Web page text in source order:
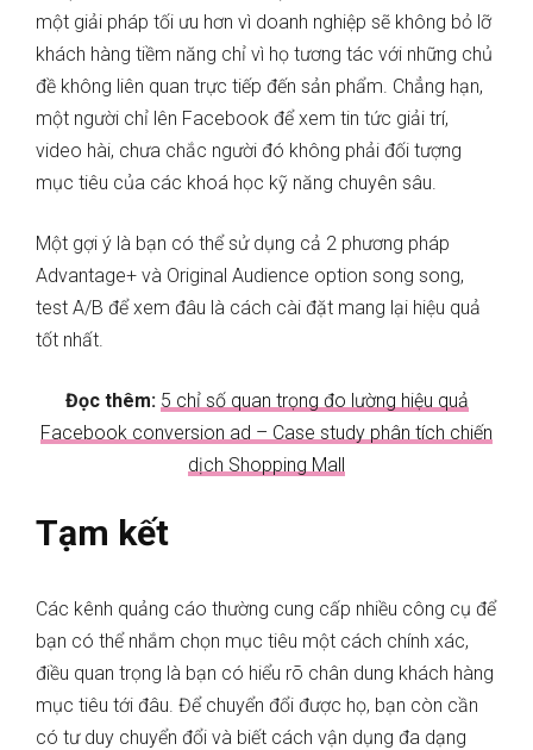
một giải pháp tối ưu hơn vì doanh nghiệp sẽ không bỏ lỡ
khách hàng tiềm năng chỉ vì họ tương tác với những chủ
đề không liên quan trực tiếp đến sản phẩm. Chẳng hạn,
một người chỉ lên Facebook để xem tin tức giải trí,
video hài, chưa chắc người đó không phải đối tượng
mục tiêu của các khoá học kỹ năng chuyên sâu.
Một gợi ý là bạn có thể sử dụng cả 2 phương pháp
Advantage+ và Original Audience option song song,
test A/B để xem đâu là cách cài đặt mang lại hiệu quả
tốt nhất.
Đọc thêm: 5 chỉ số quan trọng đo lường hiệu quả
Facebook conversion ad – Case study phân tích chiến
dịch Shopping Mall
Tạm kết
Các kênh quảng cáo thường cung cấp nhiều công cụ để
bạn có thể nhắm chọn mục tiêu một cách chính xác,
điều quan trọng là bạn có hiểu rõ chân dung khách hàng
mục tiêu tới đâu. Để chuyển đổi được họ, bạn còn cần
có tư duy chuyển đổi và biết cách vận dụng đa dạng